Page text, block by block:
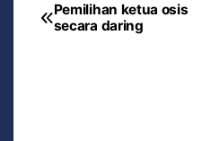
Pemilihan ketua osis
secara daring